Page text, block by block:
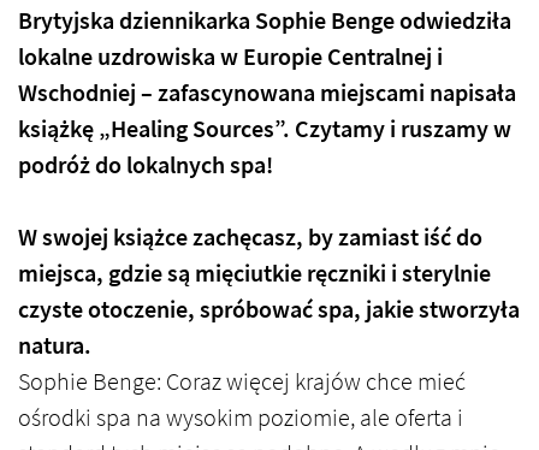
Brytyjska dziennikarka Sophie Benge odwiedziła
lokalne uzdrowiska w Europie Centralnej i
Wschodniej – zafascynowana miejscami napisała
książkę „Healing Sources”. Czytamy i ruszamy w
podróż do lokalnych spa!
W swojej książce zachęcasz, by zamiast iść do
miejsca, gdzie są mięciutkie ręczniki i sterylnie
czyste otoczenie, spróbować spa, jakie stworzyła
natura.
Sophie Benge: Coraz więcej krajów chce mieć
ośrodki spa na wysokim poziomie, ale oferta i